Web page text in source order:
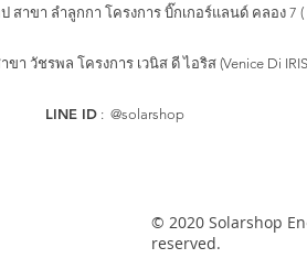
สาขา ลำลูกกา โครงการ บิ๊กเกอร์แลนด์ คลอง 7
ขา วัชรพล โครงการ เวนิส ดี ไอริส (Venice Di
LINE ID : @solarshop
© 2020 Solarshop
reserved.